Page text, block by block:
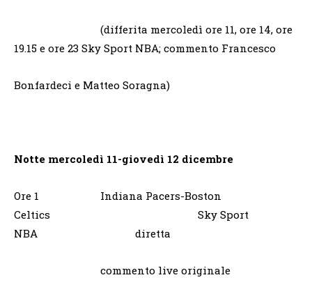
(differita mercoledì ore 11, ore 14, ore
19.15 e ore 23 Sky Sport NBA; commento Francesco
Bonfardeci e Matteo Soragna)
Notte mercoledì 11-giovedì 12 dicembre
Ore 1 Indiana Pacers-Boston
Celtics Sky Sport
NBA diretta
commento live originale